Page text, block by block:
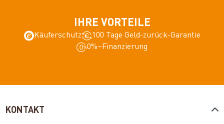
IHRE VORTEILE
Käuferschutz
100 Tage Geld-zurück-Garantie
0%–Finanzierung
KONTAKT